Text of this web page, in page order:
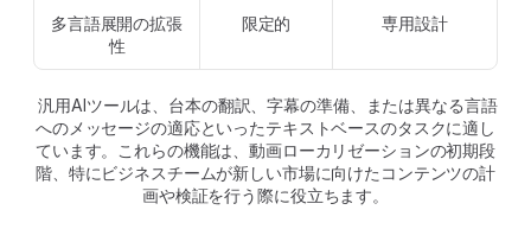
多言語展開の拡張
性
限定的 専用設計
汎用AIツールは、台本の翻訳、字幕の準備、または異なる言語
へのメッセージの適応といったテキストベースのタスクに適し
ています。これらの機能は、動画ローカリゼーションの初期段
階、特にビジネスチームが新しい市場に向けたコンテンツの計
画や検証を行う際に役立ちます。